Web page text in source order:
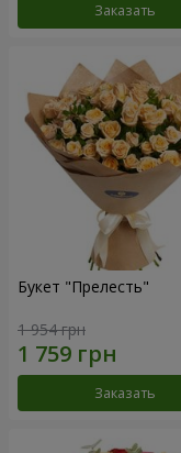
Заказать
Букет "Прелесть"
1 954 грн
Заказать